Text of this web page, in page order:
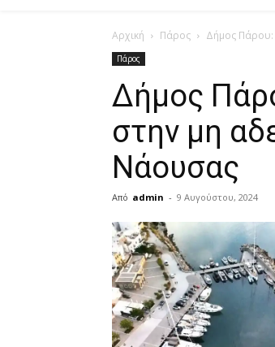
Αρχική Πάρος Δήμος Πάρου:
Πάρος
Δήμος
στην μη
Νάουσας
Από admin - 9 Αυγούστου, 2024